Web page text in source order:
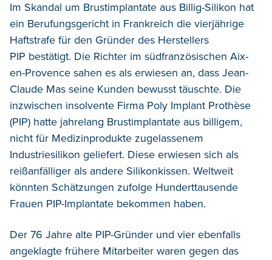
Im Skandal um Brustimplantate aus Billig-Silikon hat
ein Berufungsgericht in Frankreich die vierjährige
Haftstrafe für den Gründer des Herstellers
PIP bestätigt. Die Richter im südfranzösischen Aix-
en-Provence sahen es als erwiesen an, dass Jean-
Claude Mas seine Kunden bewusst täuschte. Die
inzwischen insolvente Firma Poly Implant Prothèse
(PIP) hatte jahrelang Brustimplantate aus billigem,
nicht für Medizinprodukte zugelassenem
Industriesilikon geliefert. Diese erwiesen sich als
reißanfälliger als andere Silikonkissen. Weltweit
könnten Schätzungen zufolge Hunderttausende
Frauen PIP-Implantate bekommen haben.
Der 76 Jahre alte PIP-Gründer und vier ebenfalls
angeklagte frühere Mitarbeiter waren gegen das